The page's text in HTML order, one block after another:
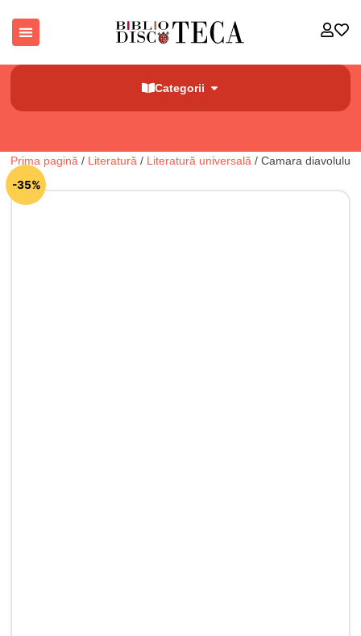
Categorii
Prima pagină / Literatură / Literatură universală / Camara diavolului
-35%
🔍